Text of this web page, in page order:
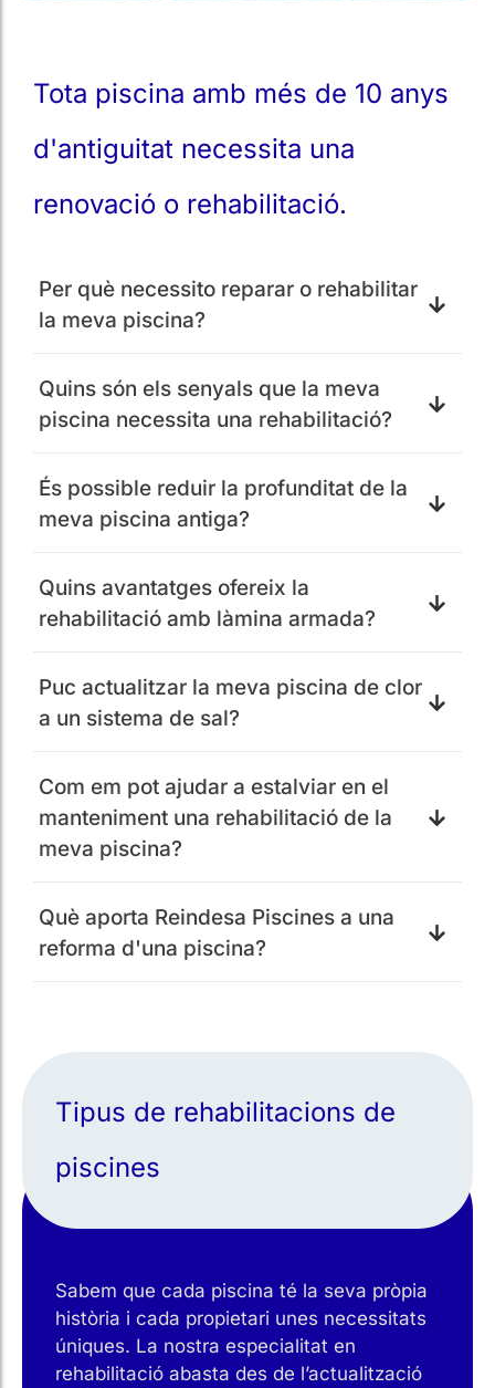
Tota piscina amb més de 10 anys
d'antiguitat necessita una
renovació o rehabilitació.
Per què necessito reparar o rehabilitar
la meva piscina?
Quins són els senyals que la meva
piscina necessita una rehabilitació?
És possible reduir la profunditat de la
meva piscina antiga?
Quins avantatges ofereix la
rehabilitació amb làmina armada?
Puc actualitzar la meva piscina de clor
a un sistema de sal?
Com em pot ajudar a estalviar en el
manteniment una rehabilitació de la
meva piscina?
Què aporta Reindesa Piscines a una
reforma d'una piscina?
Tipus de rehabilitacions de
piscines
Sabem que cada piscina té la seva pròpia
història i cada propietari unes necessitats
úniques. La nostra especialitat en
rehabilitació abasta des de l’actualització